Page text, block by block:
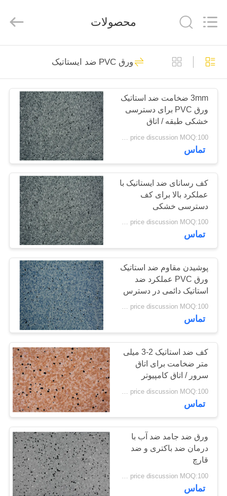
خانه
محصولات
نمایش
VR
دربارهی
کارخانه
کنترل
کیفیت
تماس
اخبار
همه
موارد
درخواست
نقل قول
MATERIALS
CO.,LTD.
ECER
کفپوش های انعطاف
پذیر PVC
کفپوش های لوکس
وینیل
18
کفپوش های پی وی
سی همگن
25
کفپوش های پی وی
سی بیمارستان
20
23
محصولات
ورق PVC ضد ایستاتیک
3mm ضخامت ضد استاتیک
ورق PVC برای دسترسی
خشکی طبقه / اتاق
کامپیوتر
price discussion MOQ:100 متر مربع
تماس
کف رسانای ضد ایستاتیک با
عملکرد بالا برای کف
دسترسی خشکی
price discussion MOQ:100 متر مربع
تماس
پوشیدن مقاوم ضد استاتیک
ورق PVC عملکرد ضد
استاتیک دائمی در دسترس
است
price discussion MOQ:100 متر مربع
تماس
کف ضد استاتیک 2-3 میلی
متر ضخامت برای اتاق
سرور / اتاق کامپیوتر
تماس
ورق ضد جامد ضد آب با
درمان ضد باکتری و ضد
قارچ
price discussion MOQ:100 متر مربع
تماس